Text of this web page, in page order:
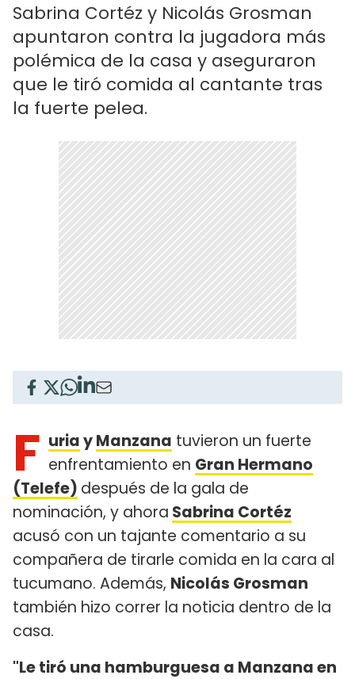
Sabrina Cortéz y Nicolás Grosman
apuntaron contra la jugadora más
polémica de la casa y aseguraron
que le tiró comida al cantante tras
la fuerte pelea.
F uriayManzana tuvieron un fuerte
enfrentamiento en Gran Hermano
(Telefe) después de la gala de
nominación, y ahora Sabrina Cortéz
acusó con un tajante comentario a su
compañera de tirarle comida en la cara al
tucumano. Además, Nicolás Grosman
también hizo correr la noticia dentro de la
casa.
"Le tiró una hamburguesa a Manzana en